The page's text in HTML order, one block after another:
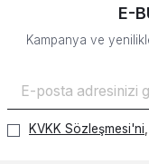
E-
Kampanya ve
KVKK Sözleşmesi'ni